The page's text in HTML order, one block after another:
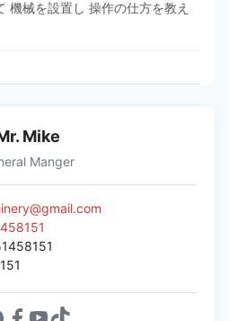
機械を設置し 操作の仕方を教え
Mike
Manger